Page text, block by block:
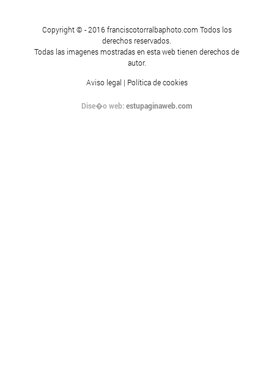
Copyright © - 2016 franciscotorralbaphoto.com Todos los
derechos reservados.
Todas las imagenes mostradas en esta web tienen derechos de
autor.
Aviso legal | Política de cookies
Dise�o web:estupaginaweb.com